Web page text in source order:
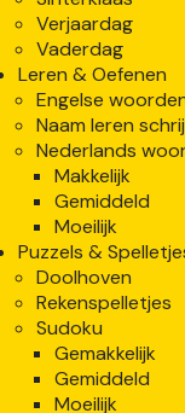
Verjaardag
Vaderdag
Leren & Oefenen
Engelse
Naam leren
Nederlands
Makkelijk
Gemiddeld
Moeilijk
Puzzels &
Doolhoven
Rekenspelletjes
Sudoku
Gemakkelijk
Gemiddeld
Moeilijk